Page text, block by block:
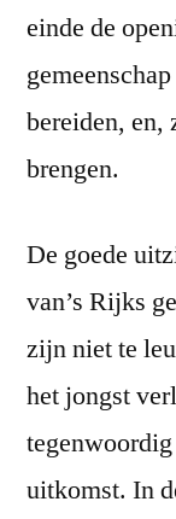
einde de
bereiden, en,
brengen.
De goede
van’s Rijks
zijn niet te
het jongst
uitkomst. In